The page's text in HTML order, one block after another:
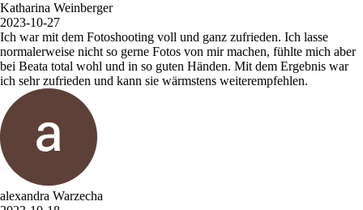
Katharina Weinberger
2023-10-27
Ich war mit dem Fotoshooting voll und ganz zufrieden. Ich lasse
normalerweise nicht so gerne Fotos von mir machen, fühlte mich aber
bei Beata total wohl und in so guten Händen. Mit dem Ergebnis war
ich sehr zufrieden und kann sie wärmstens weiterempfehlen.
alexandra Warzecha